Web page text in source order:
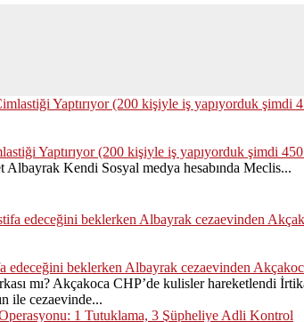
Yaptırıyor (200 kişiyle iş yapıyorduk şimdi
Albayrak Kendi Sosyal medya hesabında Meclis...
edeceğini beklerken Albayrak cezaevinden
mı? Akçakoca CHP’de kulisler hareketlendi
ile cezaevinde...